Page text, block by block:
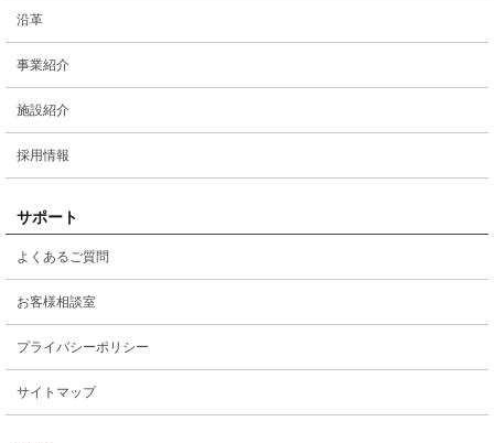
沿革
事業紹介
施設紹介
採用情報
サポート
よくあるご質問
お客様相談室
プライバシーポリシー
サイトマップ